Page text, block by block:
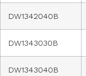
DW1342040B
DW1343030B
DW1343040B